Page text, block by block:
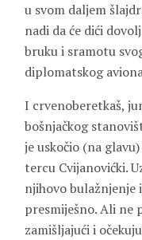
u svom daljem
nadi da će dići
bruku i sramotu
diplomatskog
I crvenoberetkaš,
bošnjačkog
je uskočio (na
tercu Cvijanovićki.
njihovo bulažnjenje
presmiješno. Ali ne
zamišljajući i